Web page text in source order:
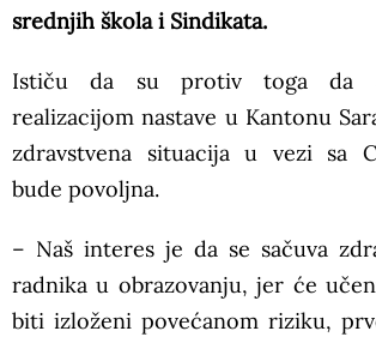
srednjih škola i Sindikata.
Ističu da su protiv toga da
realizacijom nastave u Kantonu
zdravstvena situacija u vezi sa
bude povoljna.
– Naš interes je da se sačuva
radnika u obrazovanju, jer će
biti izloženi povećanom riziku,